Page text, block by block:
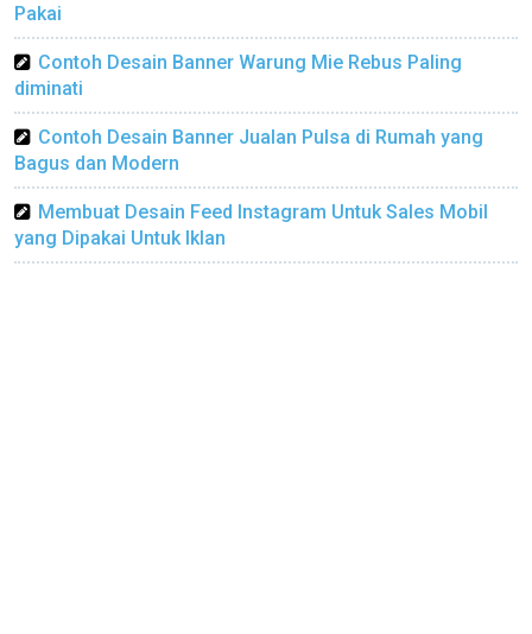
Pakai
Contoh Desain Banner Warung Mie Rebus Paling
diminati
Contoh Desain Banner Jualan Pulsa di Rumah yang
Bagus dan Modern
Membuat Desain Feed Instagram Untuk Sales Mobil
yang Dipakai Untuk Iklan